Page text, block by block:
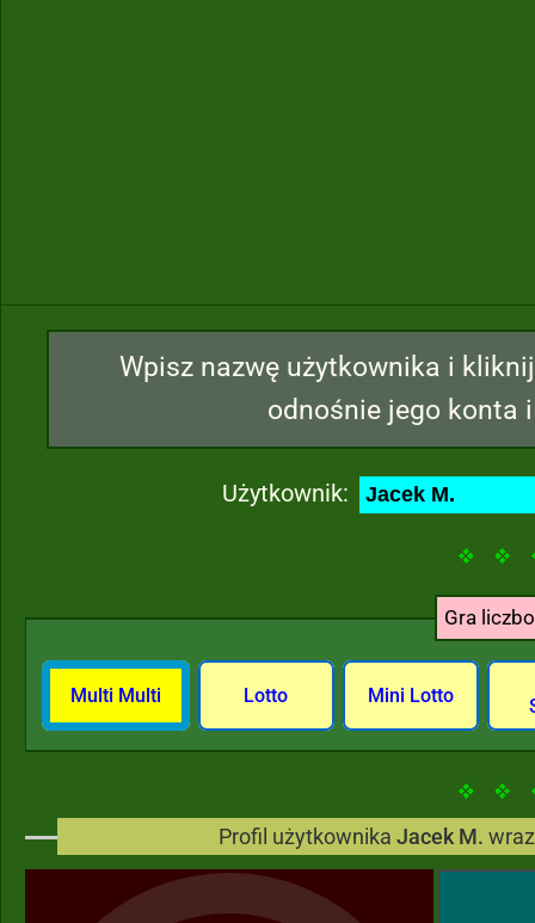
Wpisz nazwę użytkownika i
odnośnie jego konta
Użytkownik:
Gra
Multi Multi Lotto Mini Lotto
Profil użytkownika Jacek M.